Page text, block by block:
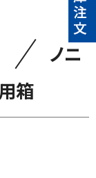
／ ノニ
箱